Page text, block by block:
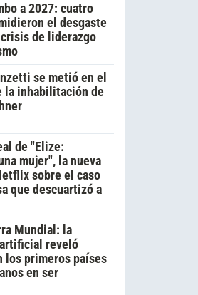
a 2027: cuatro
el desgaste
de liderazgo
se metió en el
la inhabilitación de
de "Elize:
mujer", la nueva
sobre el caso
que descuartizó a
Mundial: la
reveló
los primeros países
en ser